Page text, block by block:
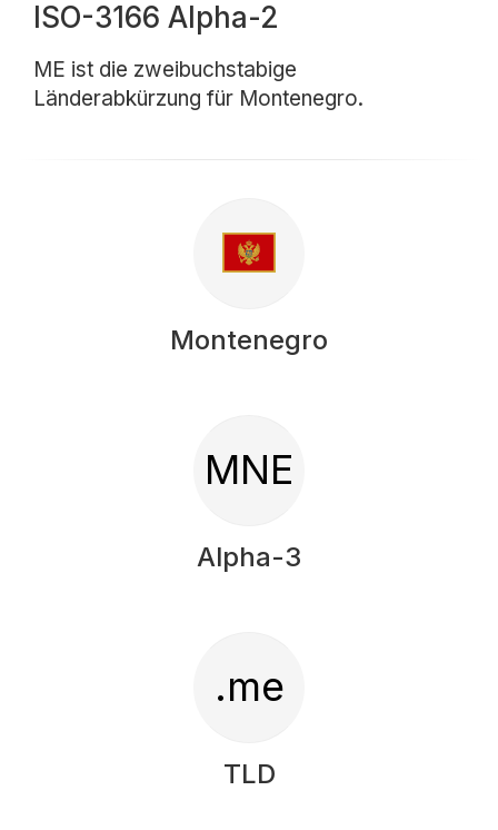
ISO-3166 Alpha-2
ME ist die zweibuchstabige
Länderabkürzung für Montenegro.
Montenegro
MNE
Alpha-3
.me
TLD